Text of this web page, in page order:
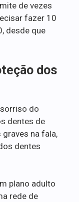
de vezes
fazer 10
desde que
dos
do
dentes de
graves na fala,
dentes
plano adulto
rede de